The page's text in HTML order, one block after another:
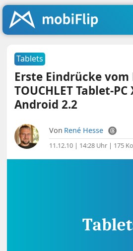
Tablets
Erste Eindrücke vom
TOUCHLET Tablet-
Android 2.2
Von René Hesse
11.12.10 | 14:28 Uhr | 175